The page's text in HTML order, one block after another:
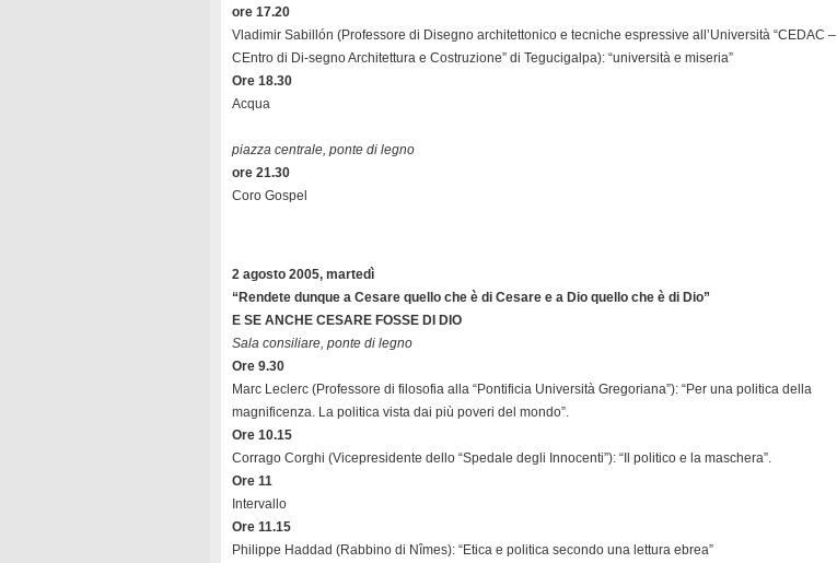
ore 17.20
Vladimir Sabillón (Professore di Disegno architettonico e tecniche espressive all’Università “CEDAC –
CEntro di Di-segno Architettura e Costruzione” di Tegucigalpa): “università e miseria”
Ore 18.30
Acqua
piazza centrale, ponte di legno
ore 21.30
Coro Gospel
2 agosto 2005, martedì
“Rendete dunque a Cesare quello che è di Cesare e a Dio quello che è di Dio”
E SE ANCHE CESARE FOSSE DI DIO
Sala consiliare, ponte di legno
Ore 9.30
Marc Leclerc (Professore di filosofia alla “Pontificia Università Gregoriana”): “Per una politica della
magnificenza. La politica vista dai più poveri del mondo”.
Ore 10.15
Corrago Corghi (Vicepresidente dello “Spedale degli Innocenti”): “Il politico e la maschera”.
Ore 11
Intervallo
Ore 11.15
Philippe Haddad (Rabbino di Nîmes): “Etica e politica secondo una lettura ebrea”